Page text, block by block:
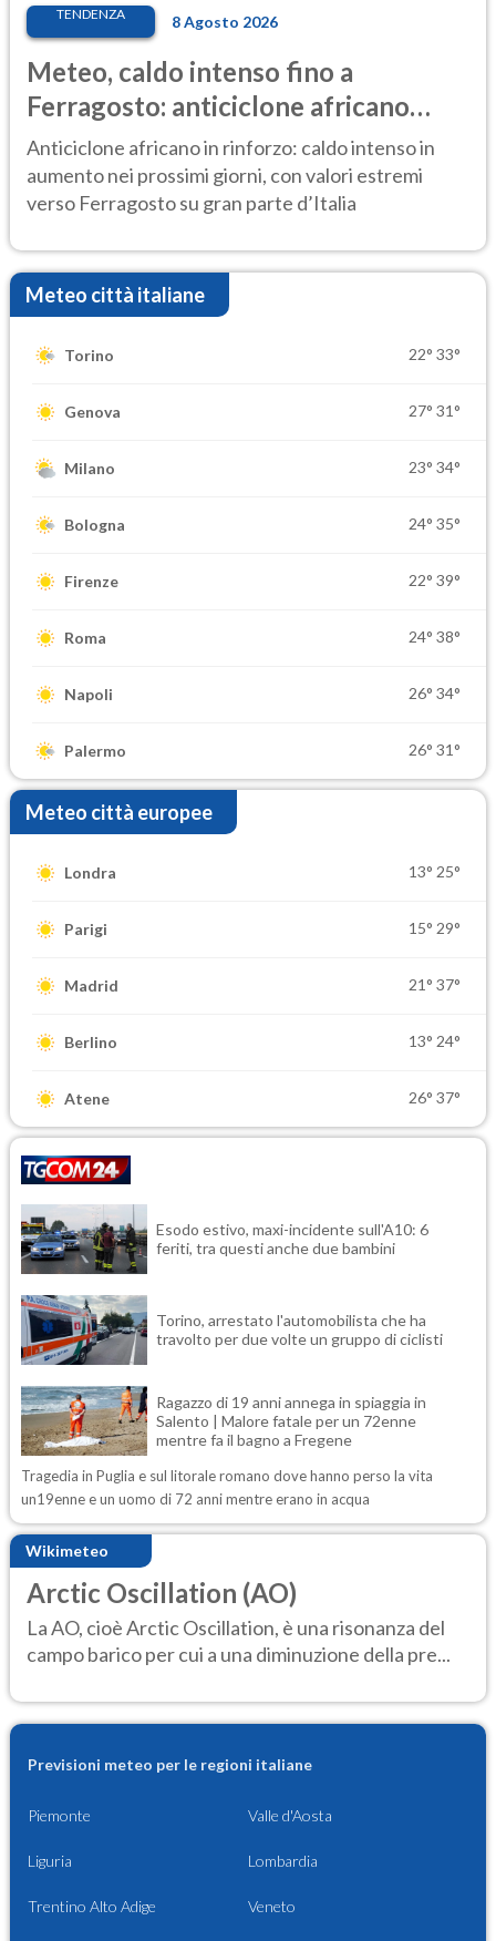
TENDENZA 8 Agosto 2026
Meteo, caldo intenso fino a
Ferragosto: anticiclone africano
ancora protagonista
Anticiclone africano in rinforzo: caldo intenso in
aumento nei prossimi giorni, con valori estremi
verso Ferragosto su gran parte d’Italia
Meteo città italiane
Torino 22° 33°
Genova 27° 31°
Milano 23° 34°
Bologna 24° 35°
Firenze 22° 39°
Roma 24° 38°
Napoli 26° 34°
Palermo 26° 31°
Meteo città europee
Londra 13° 25°
Parigi 15° 29°
Madrid 21° 37°
Berlino 13° 24°
Atene 26° 37°
Esodo estivo, maxi-incidente sull'A10: 6
feriti, tra questi anche due bambini
Torino, arrestato l'automobilista che ha
travolto per due volte un gruppo di ciclisti
Ragazzo di 19 anni annega in spiaggia in
Salento | Malore fatale per un 72enne
mentre fa il bagno a Fregene
Tragedia in Puglia e sul litorale romano dove hanno perso la vita
un19enne e un uomo di 72 anni mentre erano in acqua
Wikimeteo
Arctic Oscillation (AO)
La AO, cioè Arctic Oscillation, è una risonanza del
campo barico per cui a una diminuzione della pre...
Previsioni meteo per le regioni italiane
Piemonte Valle d'Aosta
Liguria Lombardia
Trentino Alto Adige Veneto